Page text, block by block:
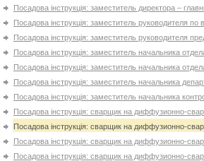
Посадова інструкція: заместитель директора –
Посадова інструкція: заместитель руководителя
Посадова інструкція: заместитель руководителя
Посадова інструкція: заместитель начальника
Посадова інструкція: заместитель начальника
Посадова інструкція: заместитель начальника
Посадова інструкція: заместитель начальника
Посадова інструкція: сварщик на диффузионно-
Посадова інструкція: сварщик на диффузионно-
Посадова інструкція: сварщик на диффузионно-
Посадова інструкція: сварщик на диффузионно-